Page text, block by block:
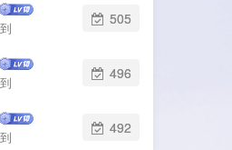
505
496
492